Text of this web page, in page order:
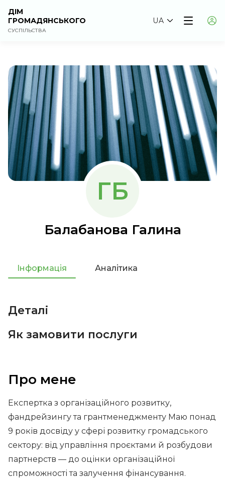
ДІМ
ГРОМАДЯНСЬКОГО
СУСПІЛЬСТВА
UA
ГБ
Балабанова Галина
Інформація Аналітика
Про мене
Експертка з організаційного розвитку,
фандрейзингу та грантменеджменту Маю понад
9 років досвіду у сфері розвитку громадського
сектору: від управління проєктами й розбудови
партнерств — до оцінки організаційної
спроможності та залучення фінансування.
Деталі
Як замовити послуги